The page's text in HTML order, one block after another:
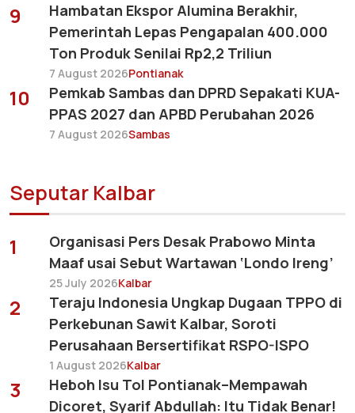
9
Hambatan Ekspor Alumina Berakhir,
Pemerintah Lepas Pengapalan 400.000
Ton Produk Senilai Rp2,2 Triliun
7 August 2026Pontianak
10
Pemkab Sambas dan DPRD Sepakati KUA-
PPAS 2027 dan APBD Perubahan 2026
7 August 2026Sambas
Seputar Kalbar
1
Organisasi Pers Desak Prabowo Minta
Maaf usai Sebut Wartawan ‘Londo Ireng’
25 July 2026Kalbar
2
Teraju Indonesia Ungkap Dugaan TPPO di
Perkebunan Sawit Kalbar, Soroti
Perusahaan Bersertifikat RSPO-ISPO
1 August 2026Kalbar
3
Heboh Isu Tol Pontianak–Mempawah
Dicoret, Syarif Abdullah: Itu Tidak Benar!